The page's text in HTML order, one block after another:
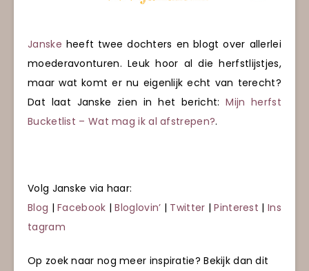
Janske heeft twee dochters en blogt over allerlei
moederavonturen. Leuk hoor al die herfstlijstjes,
maar wat komt er nu eigenlijk echt van terecht?
Dat laat Janske zien in het bericht:Mijn herfst
Bucketlist – Wat mag ik al afstrepen?.
Volg Janske via haar:
Blog |Facebook |Bloglovin’ | Twitter |Pinterest | Ins
tagram
Op zoek naar nog meer inspiratie? Bekijk dan dit